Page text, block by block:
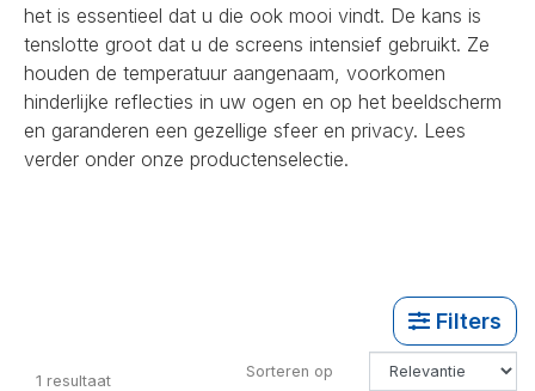
het is essentieel dat u die ook mooi vindt. De kans is
tenslotte groot dat u de screens intensief gebruikt. Ze
houden de temperatuur aangenaam, voorkomen
hinderlijke reflecties in uw ogen en op het beeldscherm
en garanderen een gezellige sfeer en privacy. Lees
verder onder onze productenselectie.
Filters
1 resultaat Sorteren op